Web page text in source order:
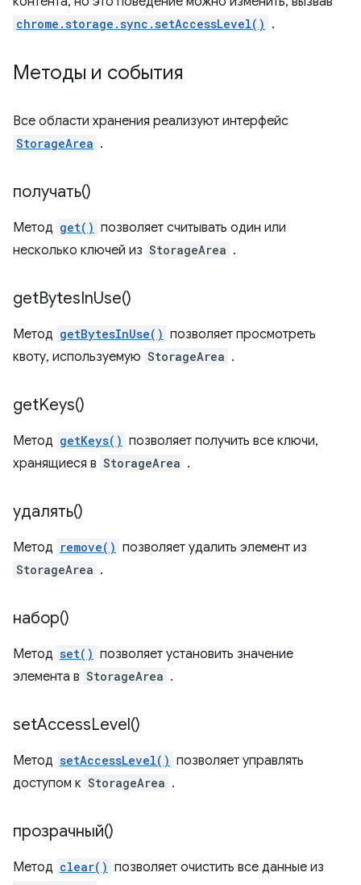
chrome.storage.sync.setAccessLevel() .
Методы и события
Все области хранения реализуют интерфейс
StorageArea .
получать()
Метод get() позволяет считывать один или
несколько ключей из StorageArea .
getBytesInUse()
Метод getBytesInUse() позволяет просмотреть
квоту, используемую StorageArea .
getKeys()
Метод getKeys() позволяет получить все ключи,
хранящиеся в StorageArea .
удалять()
Метод remove() позволяет удалить элемент из
StorageArea .
набор()
Метод set() позволяет установить значение
элемента в StorageArea .
setAccessLevel()
Метод setAccessLevel() позволяет управлять
доступом к StorageArea .
прозрачный()
Метод clear() позволяет очистить все данные из